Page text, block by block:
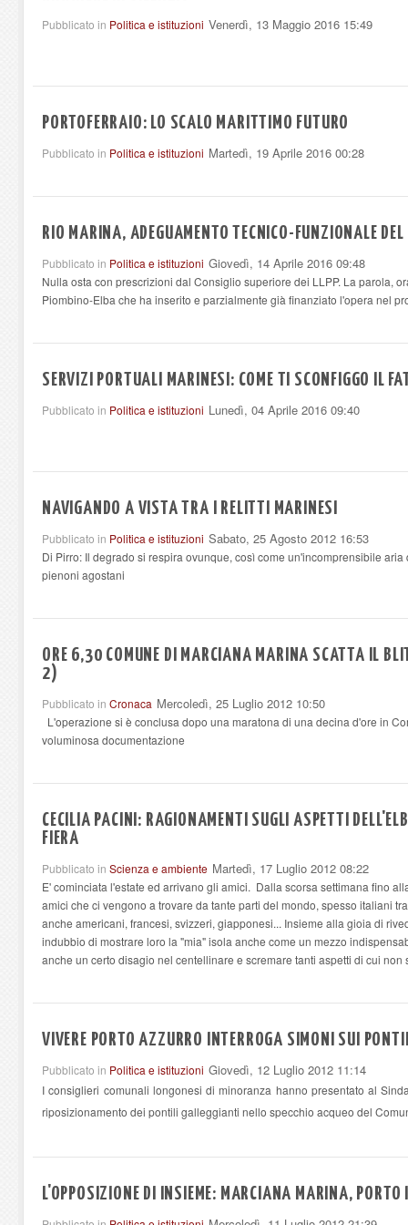
Pubblicato in Politica e istituzioni Venerdì, 13 Maggio 2016 15:49
PORTOFERRAIO: LO SCALO MARITTIMO FUTURO
Pubblicato in Politica e istituzioni Martedì, 19 Aprile 2016 00:28
RIO MARINA, ADEGUAMENTO TECNICO-FUNZIONALE DEL
Pubblicato in Politica e istituzioni Giovedì, 14 Aprile 2016 09:48
Nulla osta con prescrizioni dal Consiglio superiore dei LLPP. La parola,
Piombino-Elba che ha inserito e parzialmente già finanziato l'opera nel
SERVIZI PORTUALI MARINESI: COME TI SCONFIGGO IL
Pubblicato in Politica e istituzioni Lunedì, 04 Aprile 2016 09:40
NAVIGANDO A VISTA TRA I RELITTI MARINESI
Pubblicato in Politica e istituzioni Sabato, 25 Agosto 2012 16:53
Di Pirro: Il degrado si respira ovunque, così come un'incomprensibile
pienoni agostani
ORE 6,30 COMUNE DI MARCIANA MARINA SCATTA IL
2)
Pubblicato in Cronaca Mercoledì, 25 Luglio 2012 10:50
L'operazione si è conclusa dopo una maratona di una decina d'ore in
voluminosa documentazione
CECILIA PACINI: RAGIONAMENTI SUGLI ASPETTI
FIERA
Pubblicato in Scienza e ambiente Martedì, 17 Luglio 2012 08:22
E' cominciata l'estate ed arrivano gli amici. Dalla scorsa settimana fino
amici che ci vengono a trovare da tante parti del mondo, spesso italiani
anche americani, francesi, svizzeri, giapponesi... Insieme alla gioia di
indubbio di mostrare loro la "mia" isola anche come un mezzo
anche un certo disagio nel centellinare e scremare tanti aspetti di cui non
VIVERE PORTO AZZURRO INTERROGA SIMONI SUI
Pubblicato in Politica e istituzioni Giovedì, 12 Luglio 2012 11:14
I consiglieri comunali longonesi di minoranza hanno presentato al
riposizionamento dei pontili galleggianti nello specchio acqueo del
L'OPPOSIZIONE DI INSIEME: MARCIANA MARINA, PORTO